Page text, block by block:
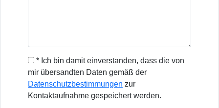
* Ich bin damit einverstanden, dass die von
mir übersandten Daten gemäß der
Datenschutzbestimmungen zur
Kontaktaufnahme gespeichert werden.